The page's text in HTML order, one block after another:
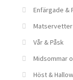
Enfärgade &
Vår & Påsk
Midsommar
Höst &